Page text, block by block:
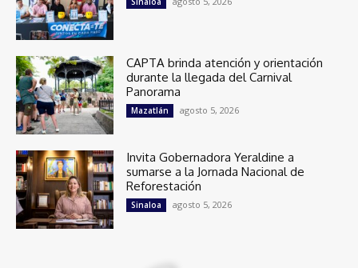
CAPTA brinda atención y orientación
durante la llegada del Carnival
Panorama
Mazatlán agosto 5, 2026
Invita Gobernadora Yeraldine a
sumarse a la Jornada Nacional de
Reforestación
Sinaloa agosto 5, 2026